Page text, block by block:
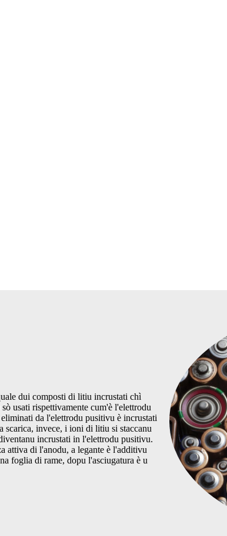
dui composti di litiu incrustati chì
usati rispettivamente cum'è l'elettrodu
da l'elettrodu pusitivu è incrustati
scarica, invece, i ioni di litiu si staccanu
incrustati in l'elettrodu pusitivu.
attiva di l'anodu, a legante è l'additivu
foglia di rame, dopu l'asciugatura è u